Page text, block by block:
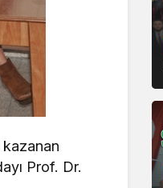
kazanan
Prof. Dr.